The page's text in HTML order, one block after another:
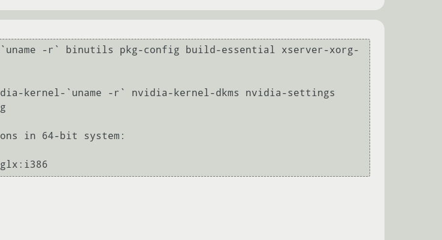
-r` binutils pkg-config build-essential xserver-xorg-
kernel-`uname -r` nvidia-kernel-dkms nvidia-settings
in 64-bit system: